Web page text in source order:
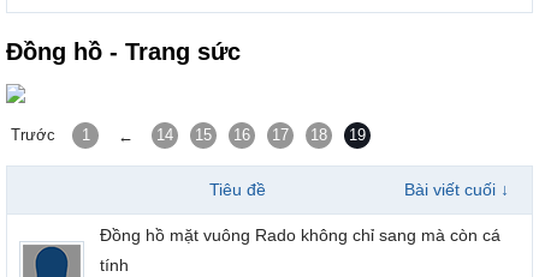
Đồng hồ - Trang sức
Trước 1 ← 14 15 16 17 18 19
Tiêu đề Bài viết cuối ↓
Đồng hồ mặt vuông Rado không chỉ sang mà còn cá
tính